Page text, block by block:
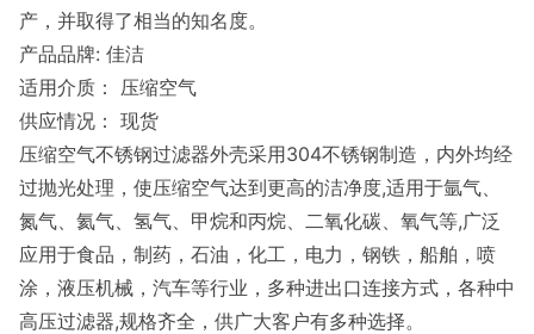
产，并取得了相当的知名度。
产品品牌: 佳洁
适用介质： 压缩空气
供应情况： 现货
压缩空气不锈钢过滤器外壳采用304不锈钢制造，内外均经
过抛光处理，使压缩空气达到更高的洁净度,适用于氩气、
氮气、氦气、氢气、甲烷和丙烷、二氧化碳、氧气等,广泛
应用于食品，制药，石油，化工，电力，钢铁，船舶，喷
涂，液压机械，汽车等行业，多种进出口连接方式，各种中
高压过滤器,规格齐全，供广大客户有多种选择。